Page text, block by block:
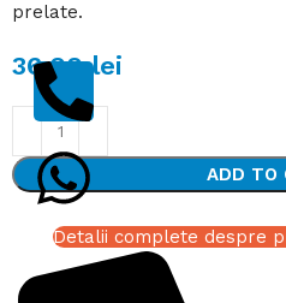
prelate.
36,00lei
ADD TO
Detalii complete despre